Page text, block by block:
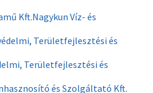
Nagykun Víz- és
Területfejlesztési és